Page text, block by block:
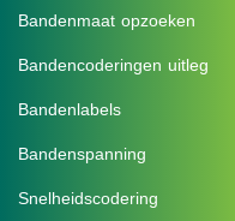
Bandenmaat opzoeken
Bandencoderingen uitleg
Bandenlabels
Bandenspanning
Snelheidscodering